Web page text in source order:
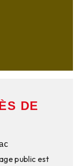
DE
public est